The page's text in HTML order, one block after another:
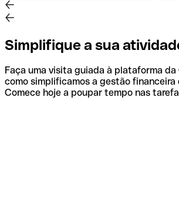
Simplifique a sua
Faça uma visita guiada à plataforma
como simplificamos a gestão financeira
Comece hoje a poupar tempo nas